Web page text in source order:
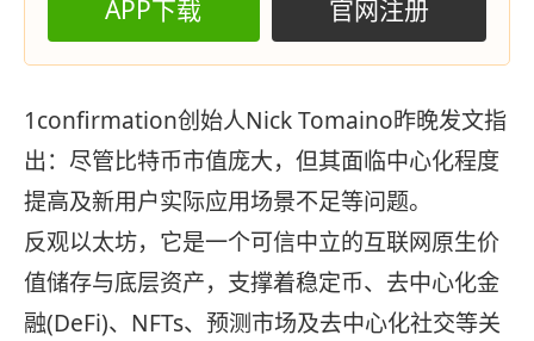
APP下载 官网注册
1confirmation创始人Nick Tomaino昨晚发文指
出：尽管比特币市值庞大，但其面临中心化程度
提高及新用户实际应用场景不足等问题。
反观以太坊，它是一个可信中立的互联网原生价
值储存与底层资产，支撑着稳定币、去中心化金
融(DeFi)、NFTs、预测市场及去中心化社交等关